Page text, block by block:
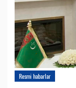
Resmi habarlar